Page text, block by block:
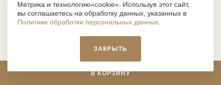
В КОРЗИНУ
Все содержание, представленное или отраженное на сайте
https://clever-style.ru, включая, но не ограничиваясь, текстом,
графикой, фотографиями, иллюстрациями и т.д., являются
объектами авторского права, использование которых, без
письменного разрешения администрации и без активной
влечет наложение ответственности с действующим
законодательством РФ.
Метрика и технологию«cookie». Используя этот сайт,
вы соглашаетесь на обработку данных, указанных в
Политике обработки персональных данных
ЗАКРЫТЬ